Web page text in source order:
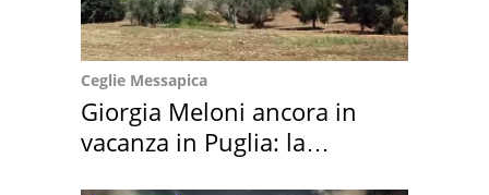
Ceglie Messapica
Giorgia Meloni ancora in
vacanza in Puglia: la